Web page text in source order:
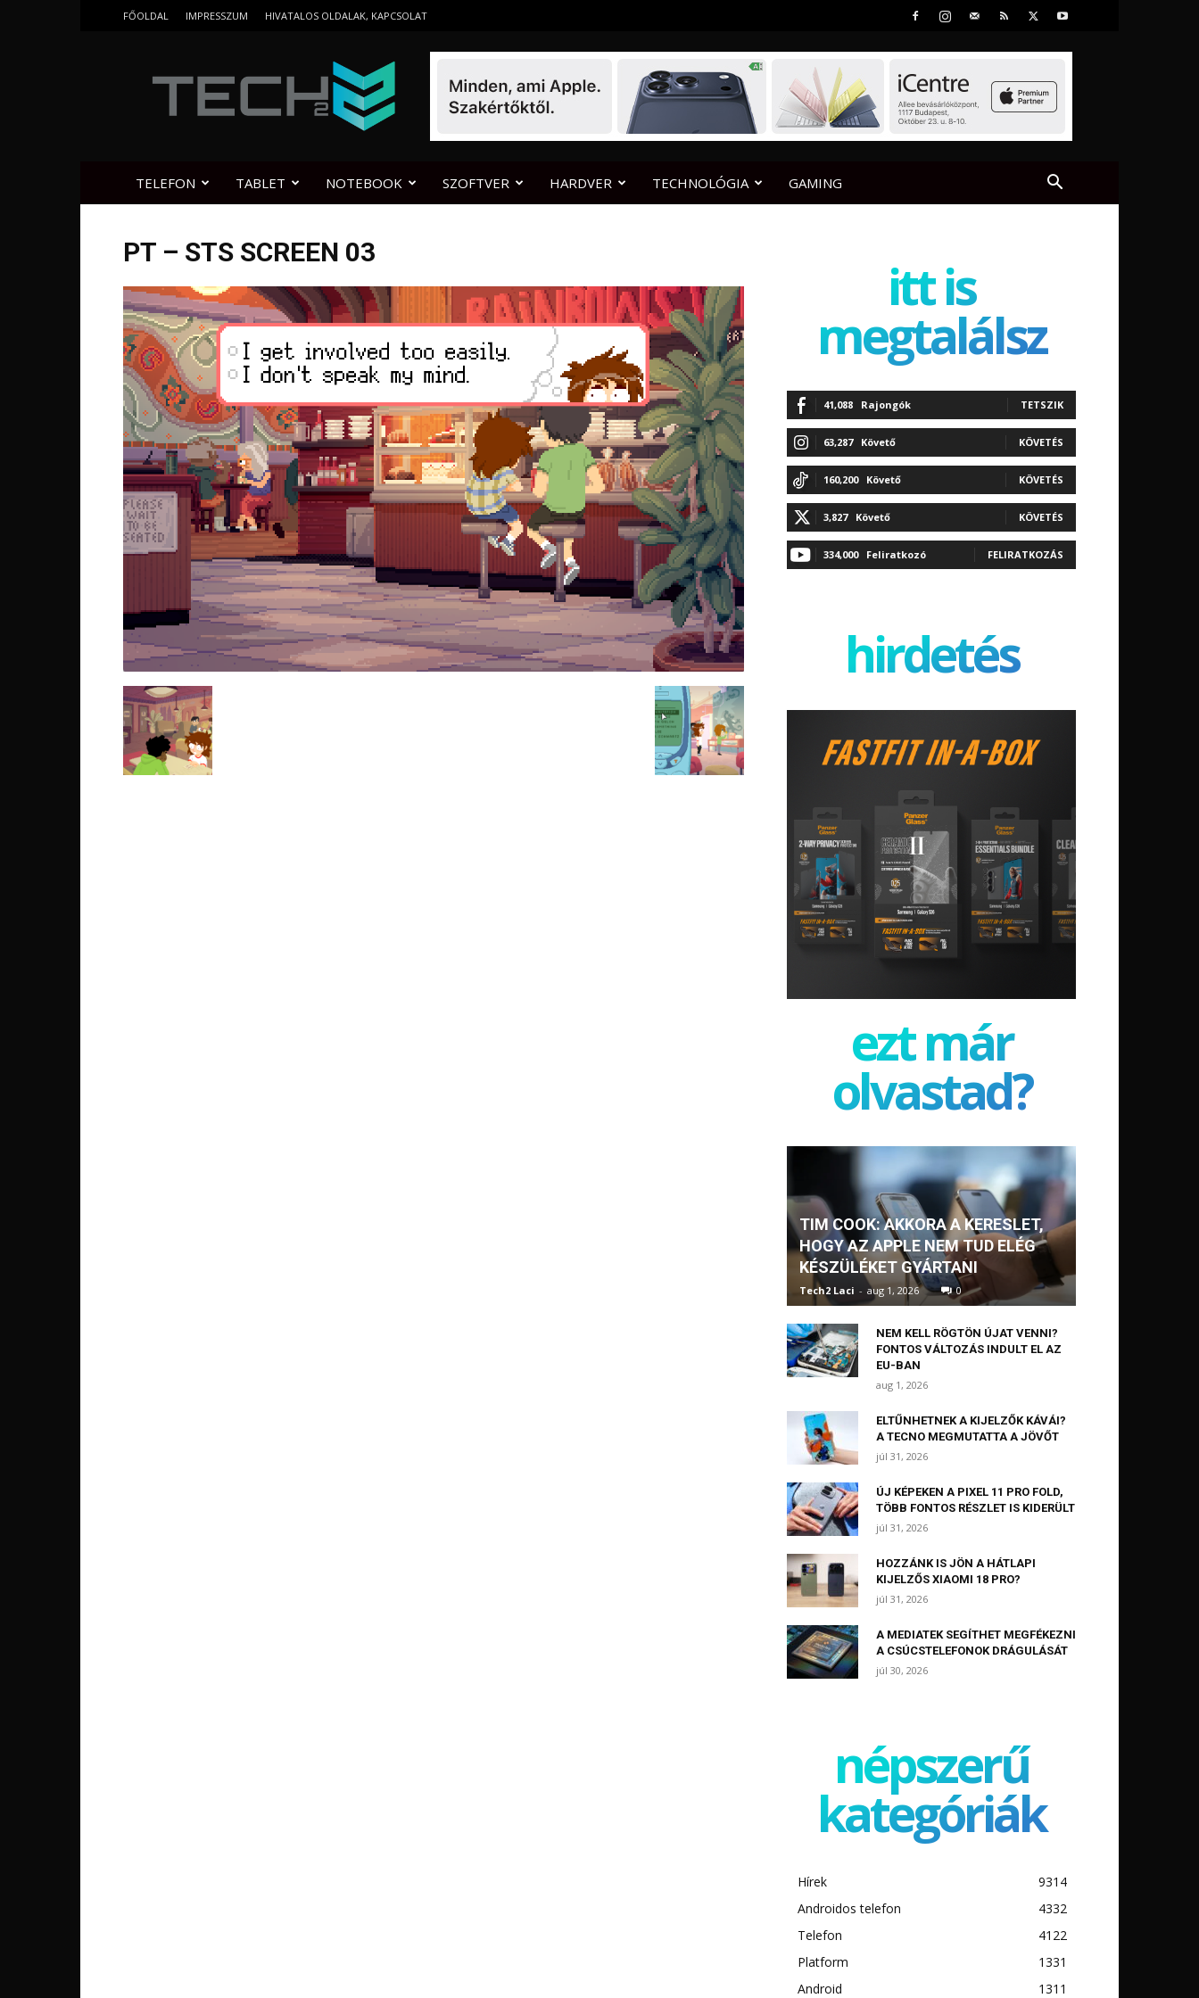
FŐOLDAL IMPRESSZUM HIVATALOS OLDALAK, KAPCSOLAT
TELEFON TABLET NOTEBOOK SZOFTVER HARDVER TECHNOLÓGIA GAMING
PT – STS SCREEN 03
itt is
megtalálsz
41,088 Rajongók TETSZIK
63,287 Követő KÖVETÉS
160,200 Követő KÖVETÉS
3,827 Követő KÖVETÉS
334,000 Feliratkozó FELIRATKOZÁS
hirdetés
ezt már
olvastad?
TIM COOK: AKKORA A KERESLET,
HOGY AZ APPLE NEM TUD ELÉG
KÉSZÜLÉKET GYÁRTANI
Tech2 Laci - aug 1, 2026 0
NEM KELL RÖGTÖN ÚJAT VENNI?
FONTOS VÁLTOZÁS INDULT EL AZ
EU-BAN
aug 1, 2026
ELTŰNHETNEK A KIJELZŐK KÁVÁI?
A TECNO MEGMUTATTA A JÖVŐT
júl 31, 2026
ÚJ KÉPEKEN A PIXEL 11 PRO FOLD,
TÖBB FONTOS RÉSZLET IS KIDERÜLT
júl 31, 2026
HOZZÁNK IS JÖN A HÁTLAPI
KIJELZŐS XIAOMI 18 PRO?
júl 31, 2026
A MEDIATEK SEGÍTHET MEGFÉKEZNI
A CSÚCSTELEFONOK DRÁGULÁSÁT
júl 30, 2026
népszerű
kategóriák
Hírek
9314
Androidos telefon
4332
Telefon
4122
Platform
1331
Android
1311